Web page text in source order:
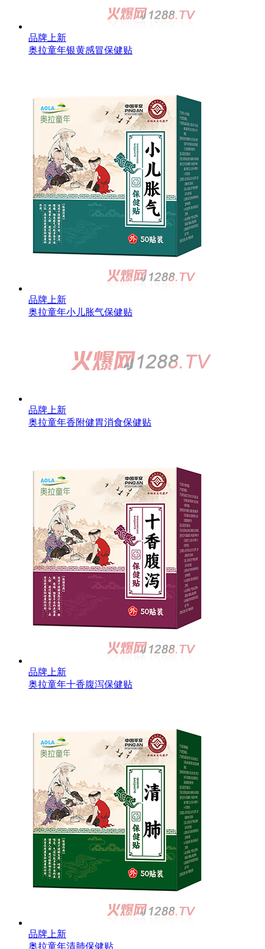
品牌上新
奥拉童年银黄感冒保健贴
品牌上新
奥拉童年小儿胀气保健贴
品牌上新
奥拉童年香附健胃消食保健贴
品牌上新
奥拉童年十香腹泻保健贴